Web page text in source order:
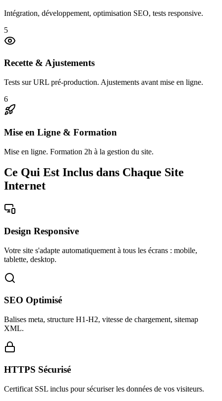
Intégration, développement, optimisation SEO, tests responsive.
5
Recette & Ajustements
Tests sur URL pré-production. Ajustements avant mise en ligne.
6
Mise en Ligne & Formation
Mise en ligne. Formation 2h à la gestion du site.
Ce Qui Est Inclus dans Chaque Site
Internet
Design Responsive
Votre site s'adapte automatiquement à tous les écrans : mobile,
tablette, desktop.
SEO Optimisé
Balises meta, structure H1-H2, vitesse de chargement, sitemap
XML.
HTTPS Sécurisé
Certificat SSL inclus pour sécuriser les données de vos visiteurs.